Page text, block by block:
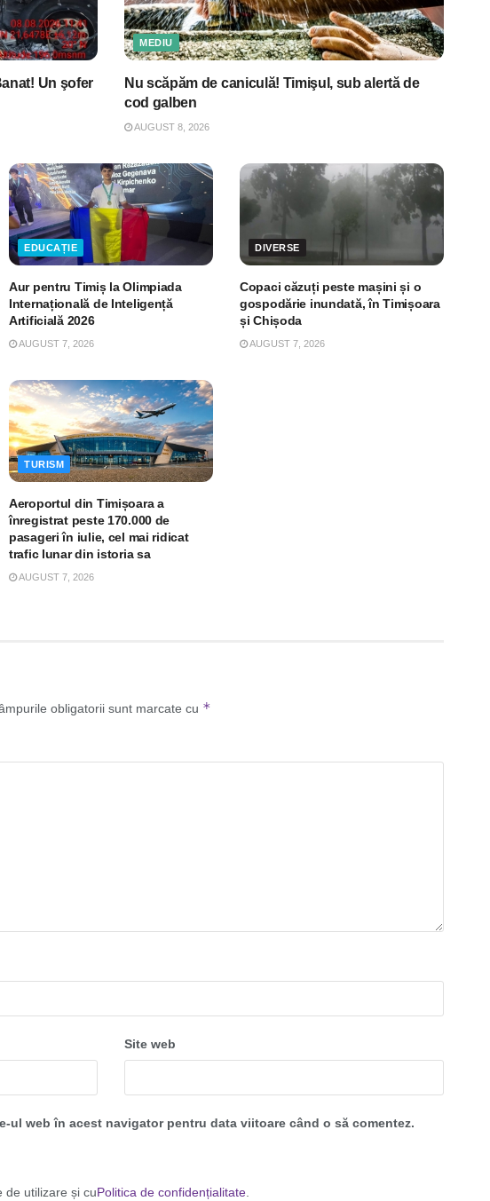
Un şofer
MEDIU
Nu scăpăm de caniculă! Timişul, sub alertă de
cod galben
AUGUST 8, 2026
EDUCAȚIE
Aur pentru Timiș la Olimpiada
Internațională de Inteligență
Artificială 2026
AUGUST 7, 2026
DIVERSE
Copaci căzuți peste mașini și o
gospodărie inundată, în Timișoara
și Chișoda
AUGUST 7, 2026
TURISM
Aeroportul din Timișoara a
înregistrat peste 170.000 de
pasageri în iulie, cel mai ridicat
trafic lunar din istoria sa
AUGUST 7, 2026
obligatorii sunt marcate cu *
Site web
ul web în acest navigator pentru data viitoare când o să comentez.
de utilizare și cuPolitica de confidențialitate